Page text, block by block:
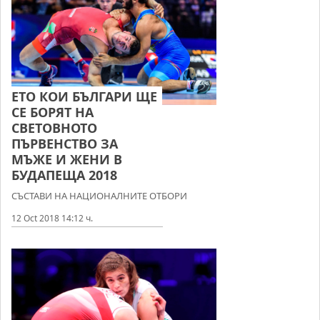
ЕТО КОИ БЪЛГАРИ ЩЕ
СЕ БОРЯТ НА
СВЕТОВНОТО
ПЪРВЕНСТВО ЗА
МЪЖЕ И ЖЕНИ В
БУДАПЕЩА 2018
СЪСТАВИ НА НАЦИОНАЛНИТЕ ОТБОРИ
12 Oct 2018 14:12 ч.